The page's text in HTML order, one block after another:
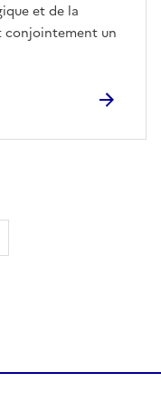
et de la
conjointement un
Twitter)
par email